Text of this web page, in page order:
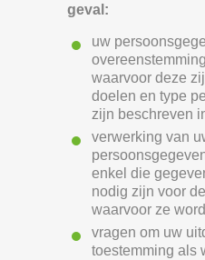
geval:
uw
waarvoor deze
doelen en type
zijn beschreven
verwerking van
enkel die
nodig zijn voor
waarvoor ze
vragen om uw
toestemming als